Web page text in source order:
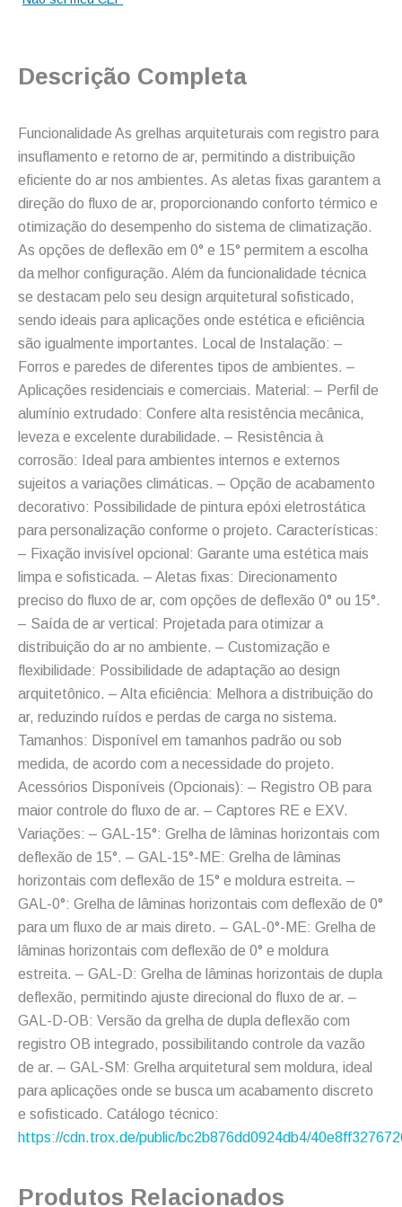
Descrição Completa
Funcionalidade As grelhas arquiteturais com registro para
insuflamento e retorno de ar, permitindo a distribuição
eficiente do ar nos ambientes. As aletas fixas garantem a
direção do fluxo de ar, proporcionando conforto térmico e
otimização do desempenho do sistema de climatização.
As opções de deflexão em 0° e 15° permitem a escolha
da melhor configuração. Além da funcionalidade técnica
se destacam pelo seu design arquitetural sofisticado,
sendo ideais para aplicações onde estética e eficiência
são igualmente importantes. Local de Instalação: –
Forros e paredes de diferentes tipos de ambientes. –
Aplicações residenciais e comerciais. Material: – Perfil de
alumínio extrudado: Confere alta resistência mecânica,
leveza e excelente durabilidade. – Resistência à
corrosão: Ideal para ambientes internos e externos
sujeitos a variações climáticas. – Opção de acabamento
decorativo: Possibilidade de pintura epóxi eletrostática
para personalização conforme o projeto. Características:
– Fixação invisível opcional: Garante uma estética mais
limpa e sofisticada. – Aletas fixas: Direcionamento
preciso do fluxo de ar, com opções de deflexão 0° ou 15°.
– Saída de ar vertical: Projetada para otimizar a
distribuição do ar no ambiente. – Customização e
flexibilidade: Possibilidade de adaptação ao design
arquitetônico. – Alta eficiência: Melhora a distribuição do
ar, reduzindo ruídos e perdas de carga no sistema.
Tamanhos: Disponível em tamanhos padrão ou sob
medida, de acordo com a necessidade do projeto.
Acessórios Disponíveis (Opcionais): – Registro OB para
maior controle do fluxo de ar. – Captores RE e EXV.
Variações: – GAL-15°: Grelha de lâminas horizontais com
deflexão de 15°. – GAL-15°-ME: Grelha de lâminas
horizontais com deflexão de 15° e moldura estreita. –
GAL-0°: Grelha de lâminas horizontais com deflexão de 0°
para um fluxo de ar mais direto. – GAL-0°-ME: Grelha de
lâminas horizontais com deflexão de 0° e moldura
estreita. – GAL-D: Grelha de lâminas horizontais de dupla
deflexão, permitindo ajuste direcional do fluxo de ar. –
GAL-D-OB: Versão da grelha de dupla deflexão com
registro OB integrado, possibilitando controle da vazão
de ar. – GAL-SM: Grelha arquitetural sem moldura, ideal
para aplicações onde se busca um acabamento discreto
e sofisticado. Catálogo técnico:
https://cdn.trox.de/public/bc2b876dd0924db4/
Produtos Relacionados